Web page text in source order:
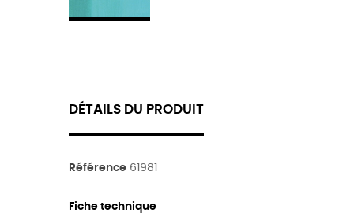
DÉTAILS DU PRODUIT
Référence 61981
Fiche technique